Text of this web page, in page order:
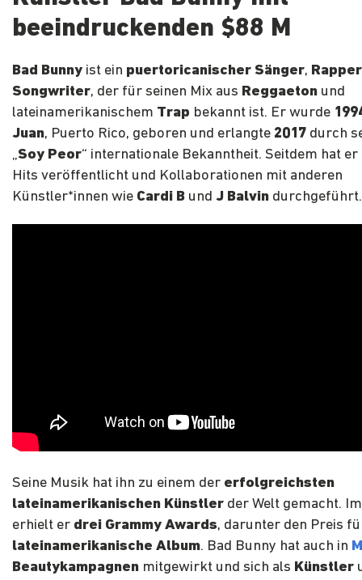
beeindruckenden $88 M
Bad Bunny ist ein puertoricanischer Sänger, Rapper
Songwriter, der für seinen Mix aus Reggaeton und
lateinamerikanischem Trap bekannt ist. Er wurde
Juan, Puerto Rico, geboren und erlangte 2017 durch
„Soy Peor“ internationale Bekanntheit. Seitdem hat
Hits veröffentlicht und Kollaborationen mit anderen
Künstler*innen wie Cardi B und J Balvin durchgeführt.
Seine Musik hat ihn zu einem der erfolgreichsten
lateinamerikanischen Künstler der Welt gemacht.
erhielt er drei Grammy Awards, darunter den Preis
lateinamerikanische Album. Bad Bunny hat auch in
Beautykampagnen mitgewirkt und sich als Künstler